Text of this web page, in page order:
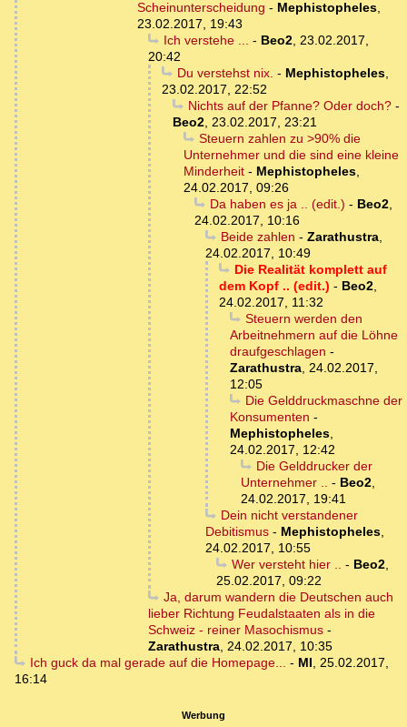
Scheinunterscheidung - Mephistopheles,
23.02.2017, 19:43
Ich verstehe ... - Beo2, 23.02.2017,
20:42
Du verstehst nix. - Mephistopheles,
23.02.2017, 22:52
Nichts auf der Pfanne? Oder doch?-
Beo2, 23.02.2017, 23:21
Steuern zahlen zu >90% die
Unternehmer und die sind eine kleine
Minderheit - Mephistopheles,
24.02.2017, 09:26
Da haben es ja .. (edit.) - Beo2,
24.02.2017, 10:16
Beide zahlen - Zarathustra,
24.02.2017, 10:49
Die Realität komplett auf
dem Kopf .. (edit.) - Beo2,
24.02.2017, 11:32
Steuern werden den
Arbeitnehmern auf die Löhne
draufgeschlagen -
Zarathustra, 24.02.2017,
12:05
Die Gelddruckmaschne der
Konsumenten -
Mephistopheles,
24.02.2017, 12:42
Die Gelddrucker der
Unternehmer .. - Beo2,
24.02.2017, 19:41
Dein nicht verstandener
Debitismus - Mephistopheles,
24.02.2017, 10:55
Wer versteht hier .. - Beo2,
25.02.2017, 09:22
Ja, darum wandern die Deutschen auch
lieber Richtung Feudalstaaten als in die
Schweiz - reiner Masochismus -
Zarathustra, 24.02.2017, 10:35
Ich guck da mal gerade auf die Homepage... - MI, 25.02.2017,
16:14
Werbung